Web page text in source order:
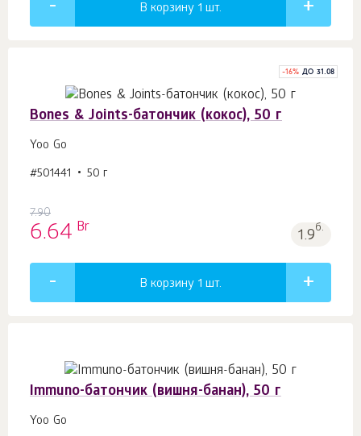
В корзину 1 шт.
-16% ДО 31.08
Bones & Joints-батончик (кокос), 50 г
Yoo Gо
#501441 50 г
7.90
6.64 Br 1.9б.
В корзину 1 шт.
Immuno-батончик (вишня-банан), 50 г
Yoo Gо